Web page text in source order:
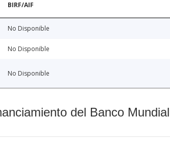
BIRF/AIF
No Disponible
No Disponible
No Disponible
del Banco